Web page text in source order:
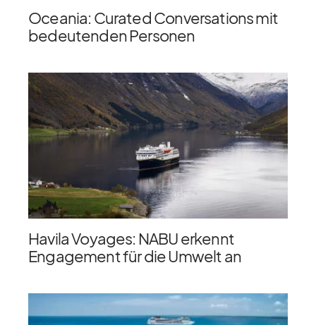
Oceania: Curated Conversations mit
bedeutenden Personen
Havila Voyages: NABU erkennt
Engagement für die Umwelt an